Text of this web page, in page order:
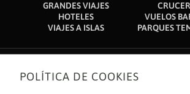
GRANDES VIAJES
HOTELES
VUELOS
VIAJES A ISLAS
PARQUES
Sobre nosotros
POLÍTICA DE COOKIES